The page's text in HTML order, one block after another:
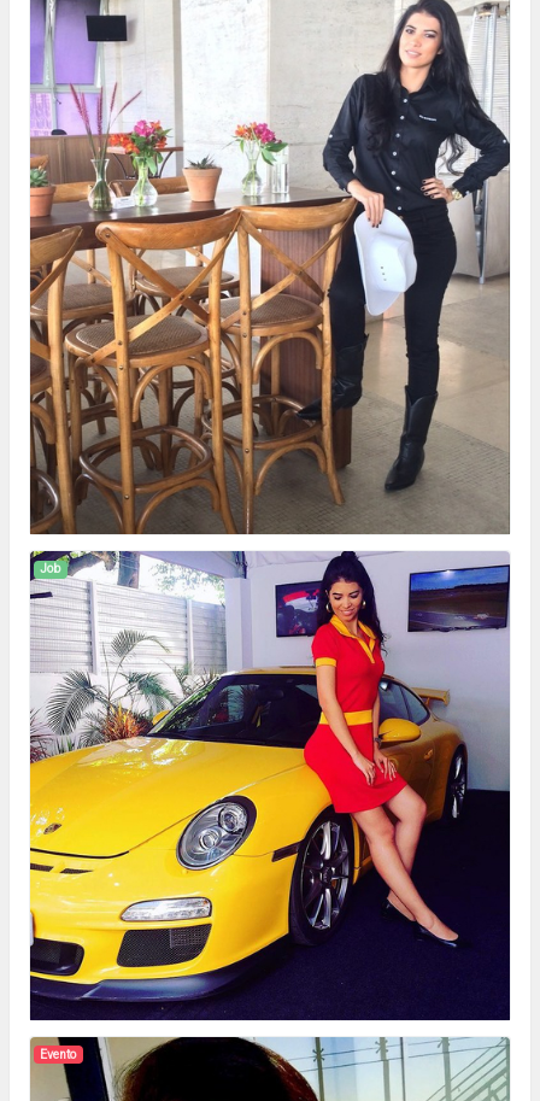
Job
Evento